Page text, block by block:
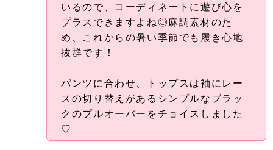
いるので、コーディネートに遊び心を
プラスできますよね◎麻調素材のた
め、これからの暑い季節でも履き心地
抜群です！
パンツに合わせ、トップスは袖にレー
スの切り替えがあるシンプルなブラッ
クのプルオーバーをチョイスしました
♡